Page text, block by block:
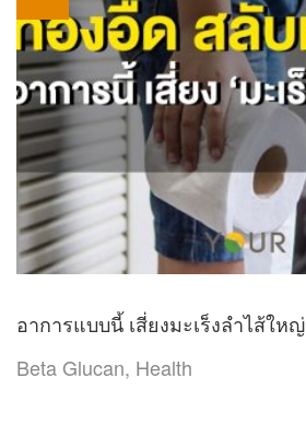
อาการแบบนี้ เสี่ยงมะเร็งลำไส้ใหญ่
Beta Glucan, Health